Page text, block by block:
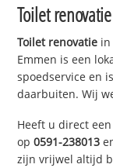
Toilet renovatie
Toilet renovatie in
Emmen is een
spoedservice en
daarbuiten. Wij
Heeft u direct
op0591-238013
zijn vrijwel altijd